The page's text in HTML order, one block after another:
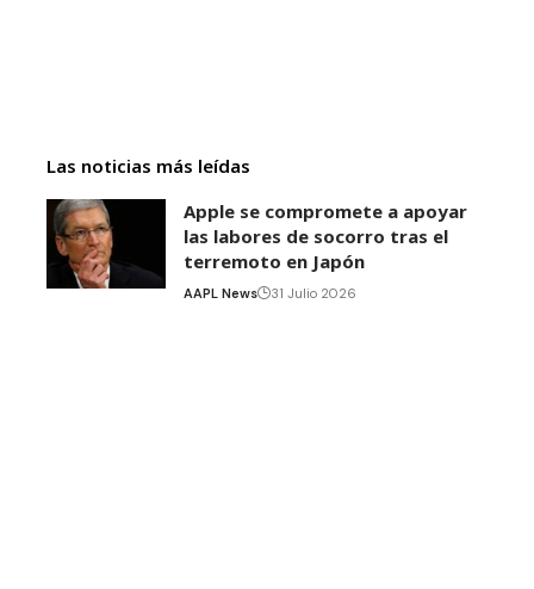
Las noticias más leídas
Apple se compromete a apoyar
las labores de socorro tras el
terremoto en Japón
AAPL News 31 Julio 2026